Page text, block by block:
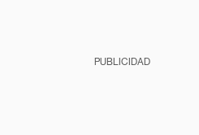
PUBLICIDAD